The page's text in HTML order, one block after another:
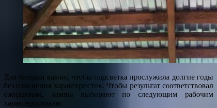
Для беседки важно, чтобы подсветка прослужила долгие годы
без изменения характеристик. Чтобы результат соответствовал
ожиданиям, лампы выбирают по следующим рабочим
характеристикам: